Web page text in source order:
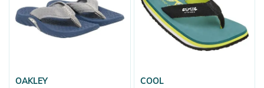
OAKLEY COOL